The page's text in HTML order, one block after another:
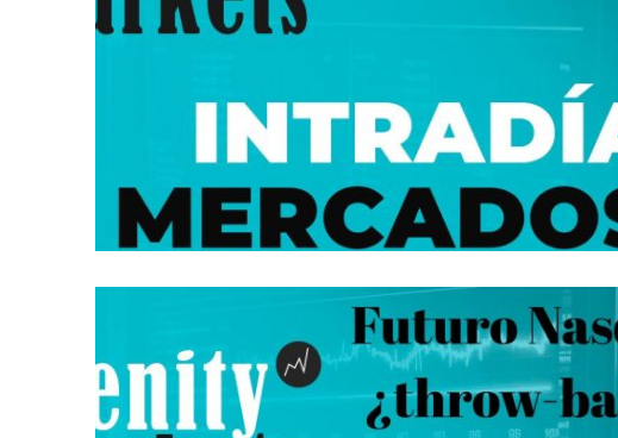
INTRADÍA EN MERCADOS AMERICANOS: